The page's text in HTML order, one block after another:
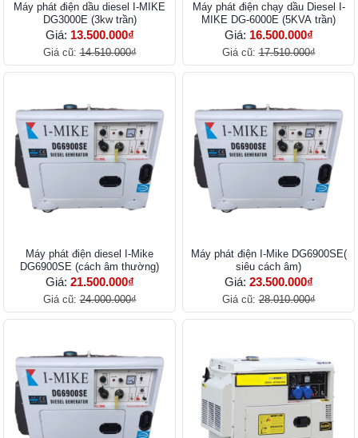
Máy phát điện dầu diesel I-MIKE
DG3000E (3kw trần)
Giá: 13.500.000₫
Giá cũ:14.510.000₫
Máy phát điện chạy dầu Diesel I-
MIKE DG-6000E (5KVA trần)
Giá: 16.500.000₫
Giá cũ:17.510.000₫
Máy phát điện diesel I-Mike
DG6900SE (cách âm thường)
Giá: 21.500.000₫
Giá cũ:24.000.000₫
Máy phát điện I-Mike DG6900SE(
siêu cách âm)
Giá: 23.500.000₫
Giá cũ:28.010.000₫